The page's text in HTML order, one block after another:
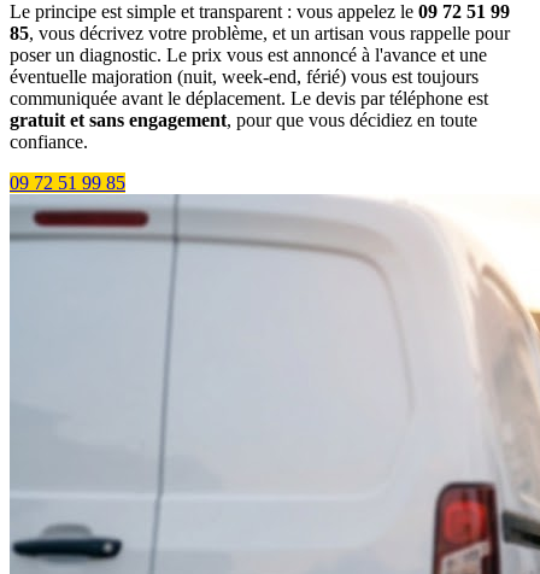
Le principe est simple et transparent : vous appelez le 09 72 51 99
85, vous décrivez votre problème, et un artisan vous rappelle pour
poser un diagnostic. Le prix vous est annoncé à l'avance et une
éventuelle majoration (nuit, week-end, férié) vous est toujours
communiquée avant le déplacement. Le devis par téléphone est
gratuit et sans engagement, pour que vous décidiez en toute
confiance.
09 72 51 99 85